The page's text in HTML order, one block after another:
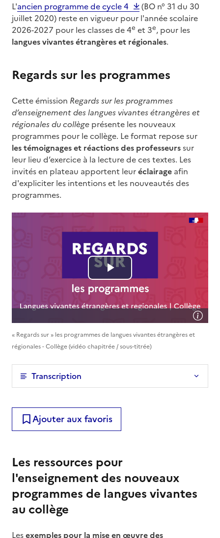
L'ancien programme de cycle 4
(BO n° 31 du 30
juillet 2020) reste en vigueur pour l'année scolaire
2026-2027 pour les classes de 4e et 3e, pour les
langues vivantes étrangères et régionales.
Regards sur les programmes
Cette émission Regards sur les programmes
d‘enseignement des langues vivantes étrangères et
régionales du collège présente les nouveaux
programmes pour le collège. Le format repose sur
les témoignages et réactions des professeurssur
leur lieu d’exercice à la lecture de ces textes. Les
invités en plateau apportent leuréclairage afin
d'expliciter les intentions et les nouveautés des
programmes.
« Regards sur » les programmes de langues vivantes étrangères et
régionales - Collège (vidéo chapitrée / sous-titrée)
Transcription
Ajouter aux favoris
Les ressources pour
l'enseignement des nouveaux
programmes de langues vivantes
au collège
Lesexemples pour la mise en œuvre des